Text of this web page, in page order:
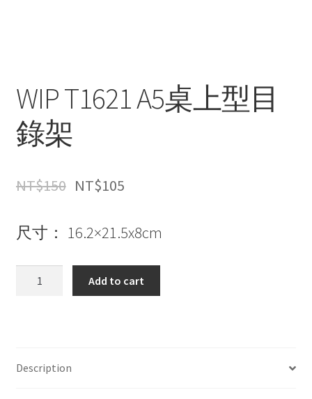
WIP T1621 A5桌上型目
錄架
NT$150 NT$105
尺寸： 16.2×21.5x8cm
Add to cart
Description